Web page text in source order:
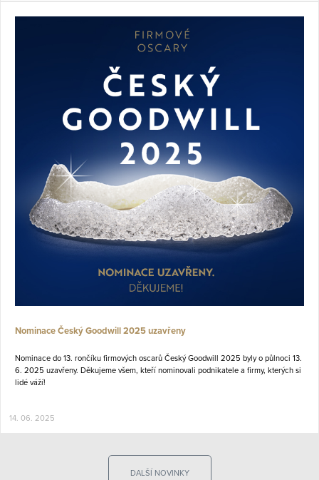
Nominace Český Goodwill 2025 uzavřeny
Nominace do 13. rončíku firmových oscarů Český Goodwill 2025 byly o půlnoci 13.
6. 2025 uzavřeny. Děkujeme všem, kteří nominovali podnikatele a firmy, kterých si
lidé váží!
14. 06. 2025
DALŠÍ NOVINKY